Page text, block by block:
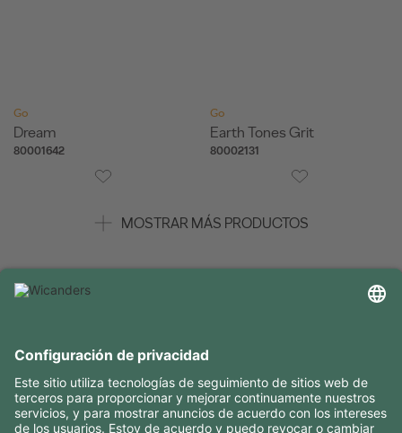
Go
Dream
80001642
Go
Earth Tones Grit
80002131
MOSTRAR MÁS PRODUCTOS
CONTACTOS